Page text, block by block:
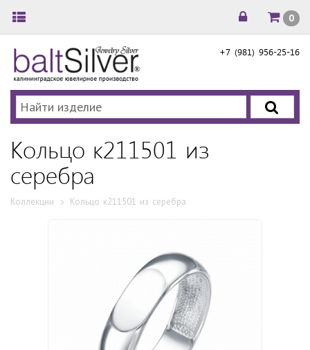
+7 (981) 956-25-16
Кольцо к211501 из
cеребра
Коллекции Кольцо к211501 из cеребра
0